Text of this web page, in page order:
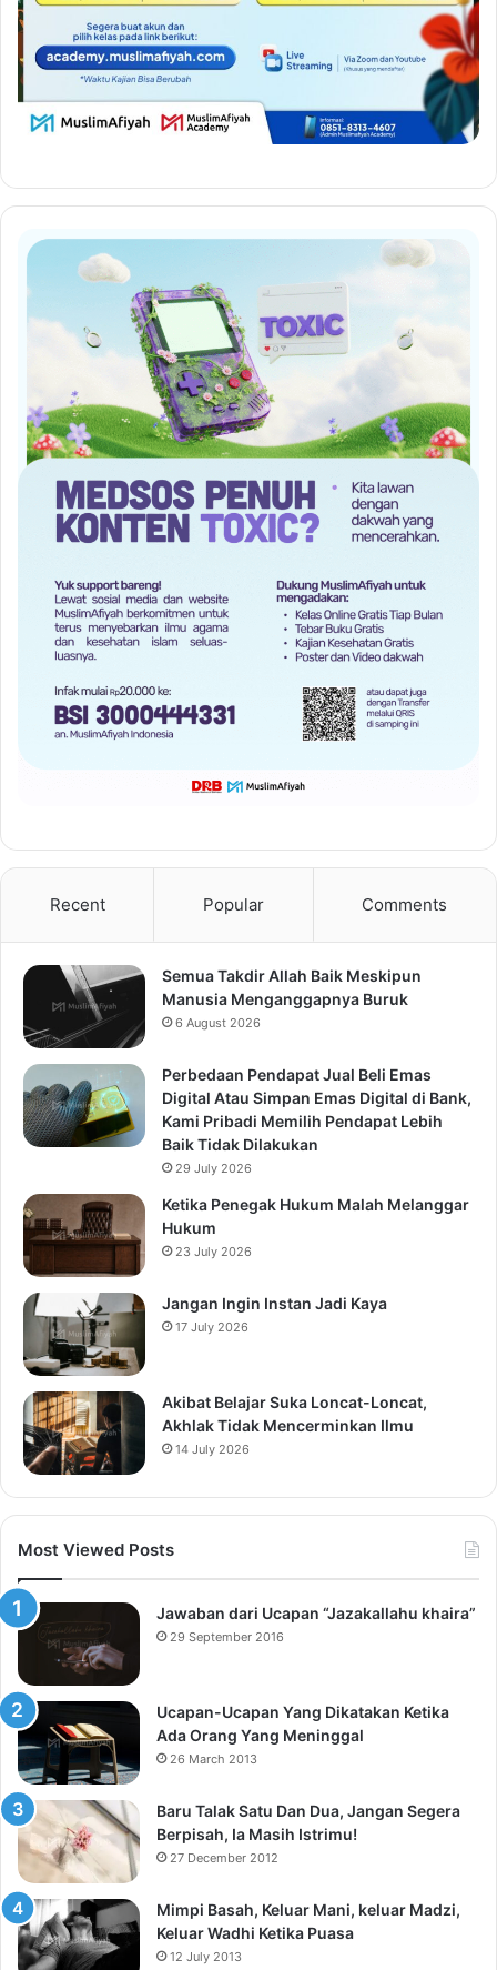
Recent Popular Comments
Semua Takdir Allah Baik Meskipun
Manusia Menganggapnya Buruk
6 August 2026
Perbedaan Pendapat Jual Beli Emas
Digital Atau Simpan Emas Digital di Bank,
Kami Pribadi Memilih Pendapat Lebih
Baik Tidak Dilakukan
29 July 2026
Ketika Penegak Hukum Malah Melanggar
Hukum
23 July 2026
Jangan Ingin Instan Jadi Kaya
17 July 2026
Akibat Belajar Suka Loncat-Loncat,
Akhlak Tidak Mencerminkan Ilmu
14 July 2026
Most Viewed Posts
Jawaban dari Ucapan “Jazakallahu khaira”
29 September 2016
Ucapan-Ucapan Yang Dikatakan Ketika
Ada Orang Yang Meninggal
26 March 2013
Baru Talak Satu Dan Dua, Jangan Segera
Berpisah, Ia Masih Istrimu!
27 December 2012
Mimpi Basah, Keluar Mani, keluar Madzi,
Keluar Wadhi Ketika Puasa
12 July 2013